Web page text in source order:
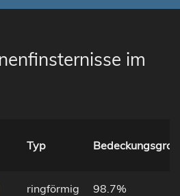
im
Typ Bedeckungsgrad
ringförmig 98.7%